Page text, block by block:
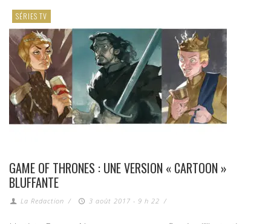
SÉRIES TV
GAME OF THRONES : UNE VERSION « CARTOON »
BLUFFANTE
La Redaction / 3 août 2017 - 9 h 22 /